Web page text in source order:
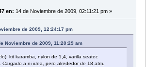
en: 14 de Noviembre de 2009, 02:11:21 pm »
de 2009, 12:24:17 pm
Noviembre de 2009, 11:20:29 am
kit karamba, nylon de 1,4, varilla seatec
Cargado a ni idea, pero alrededor de 18 atm.